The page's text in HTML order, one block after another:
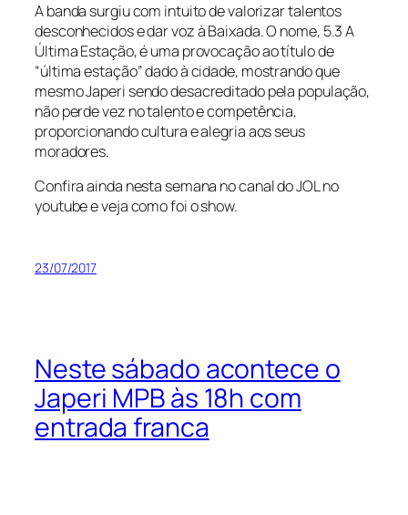
A banda surgiu com intuito de valorizar talentos
desconhecidos e dar voz à Baixada. O nome, 5.3 A
Última Estação, é uma provocação ao título de
“última estação” dado à cidade, mostrando que
mesmo Japeri sendo desacreditado pela população,
não perde vez no talento e competência,
proporcionando cultura e alegria aos seus
moradores.
Confira ainda nesta semana no canal do JOL no
youtube e veja como foi o show.
23/07/2017
Neste sábado acontece o
Japeri MPB às 18h com
entrada franca